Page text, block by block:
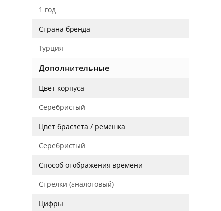
1 год
Страна бренда
Турция
Дополнительные
Цвет корпуса
Серебристый
Цвет браслета / ремешка
Серебристый
Способ отображения времени
Стрелки (аналоговый)
Цифры